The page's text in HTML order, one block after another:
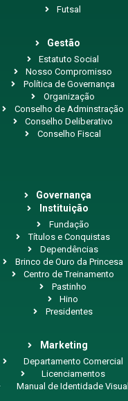
Futsal
Gestão
Estatuto Social
Nosso Compromisso
Política de Governança
Organização
Conselho de Adminstração
Conselho Deliberativo
Conselho Fiscal
Governança
Instituição
Fundação
Títulos e Conquistas
Dependências
Brinco de Ouro da Princesa
Centro de Treinamento
Pastinho
Hino
Presidentes
Marketing
Departamento Comercial
Licenciamentos
Manual de Identidade Visual